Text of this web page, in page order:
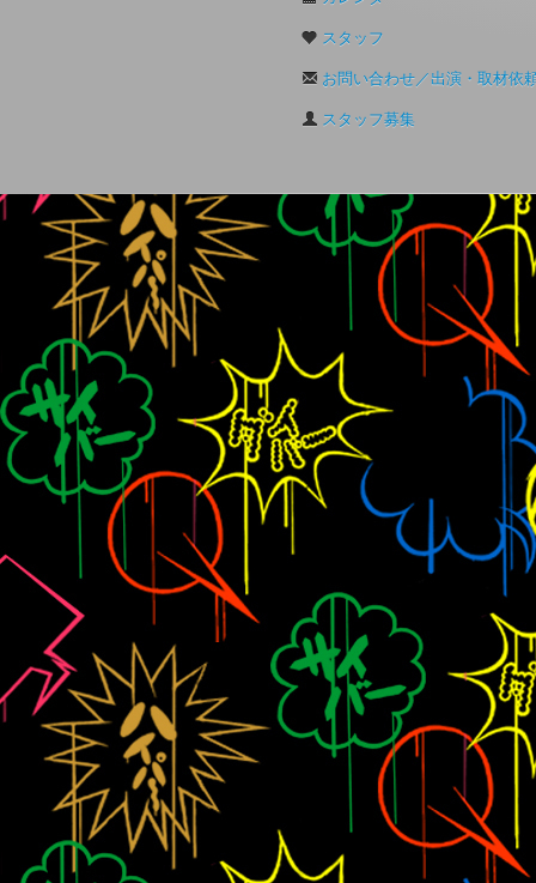
スタッフ
お問い合わせ／出演・取材依
スタッフ募集